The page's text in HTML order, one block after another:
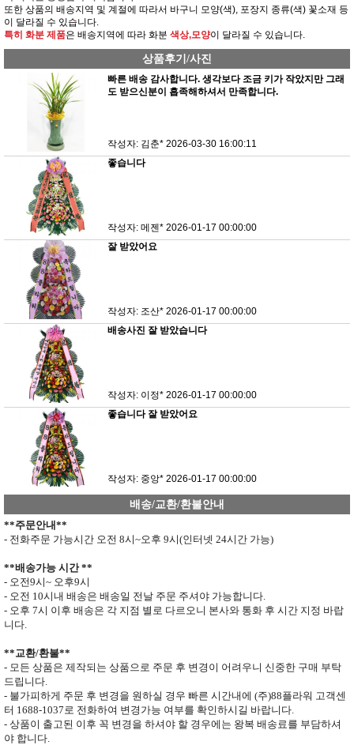
또한 상품의 배송지역 및 계절에 따라서 바구니 모양(색), 포장지 종류(색) 꽃소재 등
이 달라질 수 있습니다.
특히 화분 제품은 배송지역에 따라 화분 색상,모양이 달라질 수 있습니다.
상품후기/사진
빠른 배송 감사합니다. 생각보다 조금 키가 작았지만 그래
도 받으신분이 흡족해하셔서 만족합니다.
작성자: 김춘* 2026-03-30 16:00:11
좋습니다
작성자: 메젠* 2026-01-17 00:00:00
잘 받았어요
작성자: 조산* 2026-01-17 00:00:00
배송사진 잘 받았습니다
작성자: 이정* 2026-01-17 00:00:00
좋습니다 잘 받았어요
작성자: 중앙* 2026-01-17 00:00:00
배송/교환/환불안내
**주문안내**
- 전화주문 가능시간 오전 8시~오후 9시(인터넷 24시간 가능)
**배송가능 시간**
- 오전9시~ 오후9시
- 오전 10시내 배송은 배송일 전날 주문 주셔야 가능합니다
- 오후 7시 이후 배송은 각 지점 별로 다르오니 본사와 통화 후 시간 지정 바랍
니다
** 교환/환불**
- 모든 상품은 제작되는 상품으로 주문 후 변경이 어려우니 신중한 구매 부탁
드립니다
- 불가피하게 주문 후 변경을 원하실 경우 빠른 시간내에 (주)88플라워 고객센
터 1688-1037 로 전화하여 변경가능 여부를 확인하시길 바랍니다.
- 상품이 출고된 이후 꼭 변경을 하셔야 할 경우에는 왕복 배송료를 부담하셔
야 합니다